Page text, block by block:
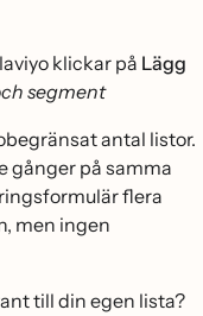
klickar på Lägg
segment
antal listor.
gånger på samma
flera
men ingen
till din egen lista?